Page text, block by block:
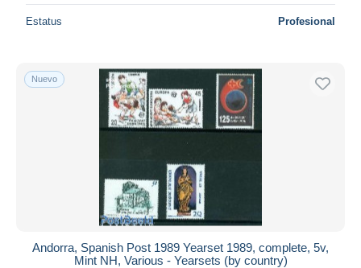
Estatus Profesional
Nuevo
Andorra, Spanish Post 1989 Yearset 1989, complete, 5v,
Mint NH, Various - Yearsets (by country)